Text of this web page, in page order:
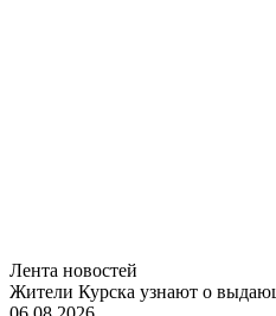
Лента новостей
Жители Курска узнают о